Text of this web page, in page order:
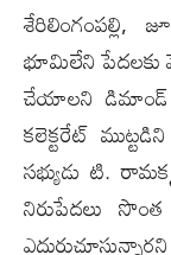
శేరిలింగంప‌ల్లి,
భూమిలేని పేదలకు
చేయాలని డిమాండ్
కలెక్టరేట్
సభ్యుడు టి.
నిరుపేదలు